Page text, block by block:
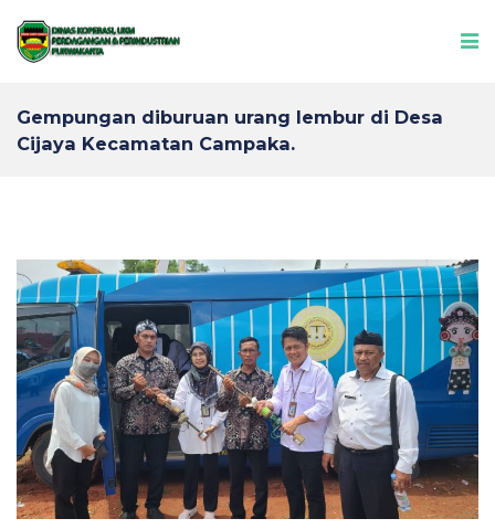
Gempungan diburuan urang lembur di Desa
Cijaya Kecamatan Campaka.